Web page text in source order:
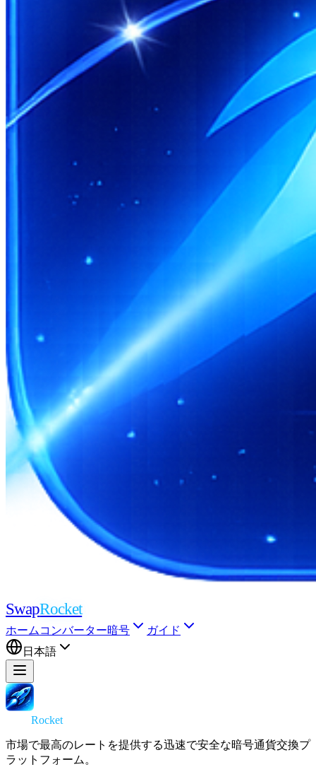
SwapRocket
ホーム コンバーター暗号
ガイド
日本語
Rocket
市場で最高のレートを提供する迅速で安全な暗号通貨交換プ
ラットフォーム。